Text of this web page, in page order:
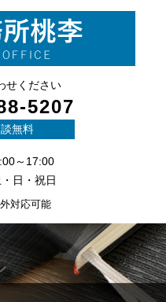
せください
5207
無料
～17:00
日・祝日
対応可能